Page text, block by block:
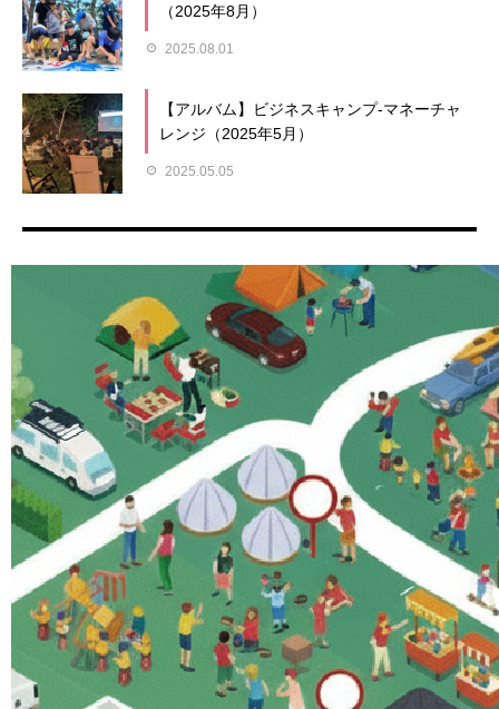
（2025年8月）
2025.08.01
【アルバム】ビジネスキャンプ-マネーチャ
レンジ（2025年5月）
2025.05.05